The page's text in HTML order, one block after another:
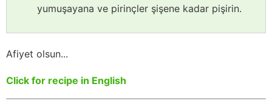
yumuşayana ve pirinçler şişene kadar pişirin.
Afiyet olsun...
Click for recipe in English